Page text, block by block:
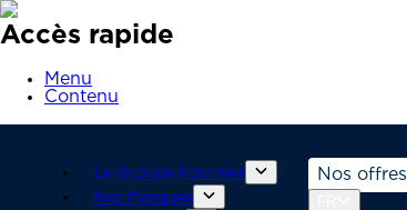
Accès rapide
Menu
Contenu
Le Groupe Fournier
Nos Marques
Nos offres